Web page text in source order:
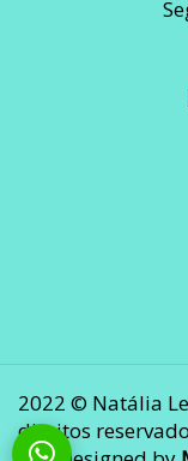
2022 © Natália
direitos